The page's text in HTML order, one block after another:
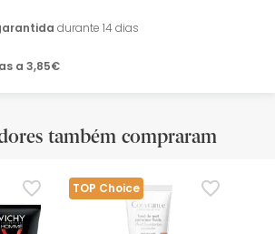
durante 14 dias
a 3,85€
também compraram
TOP Choice